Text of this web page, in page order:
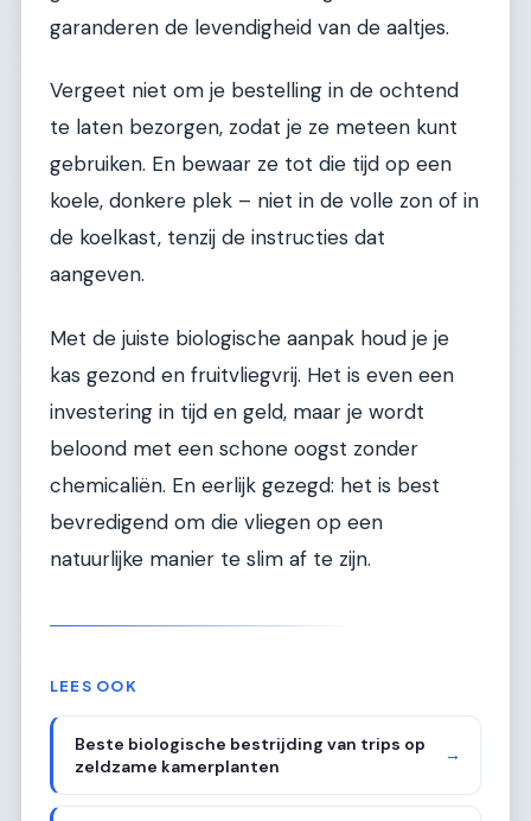
garanderen de levendigheid van de aaltjes.
Vergeet niet om je bestelling in de ochtend
te laten bezorgen, zodat je ze meteen kunt
gebruiken. En bewaar ze tot die tijd op een
koele, donkere plek – niet in de volle zon of in
de koelkast, tenzij de instructies dat
aangeven.
Met de juiste biologische aanpak houd je je
kas gezond en fruitvliegvrij. Het is even een
investering in tijd en geld, maar je wordt
beloond met een schone oogst zonder
chemicaliën. En eerlijk gezegd: het is best
bevredigend om die vliegen op een
natuurlijke manier te slim af te zijn.
LEES OOK
Beste biologische bestrijding van trips op
zeldzame kamerplanten
→